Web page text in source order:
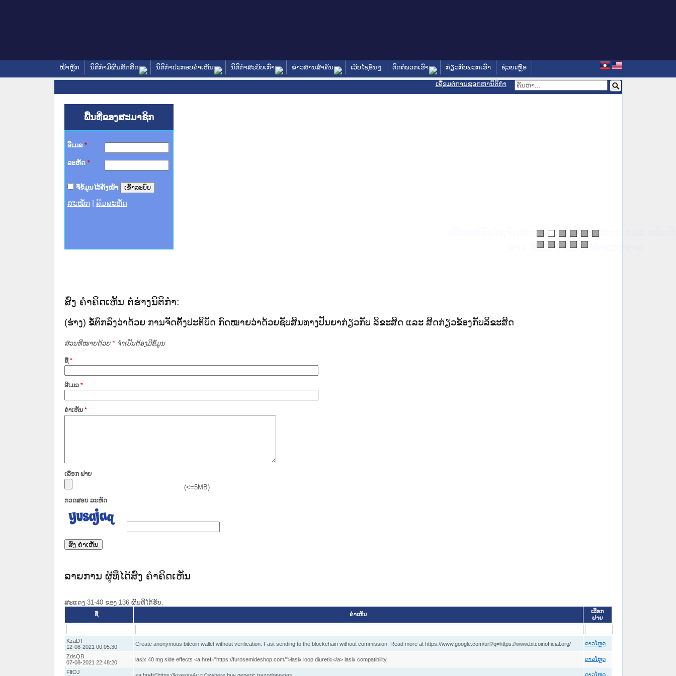
ໜ້າຫຼັກ ນິຕິກໍາມີຜົນສັກສິດ ນິຕິກໍາປະກອບຄໍາເຫັນ ນິຕິກໍາສະບັບເກົ່າ ຂ່າວສານສໍາຄັນ ເວັບໄຊອື່ນໆ ຕິດຕໍ່ພວກເຮົາ ກ່ຽວກັບພວກເຮົາ ຊ່ວຍເຫຼືອ
ເຊື່ອມຕໍ່ການຊອກຫານິຕິກຳ
ພື້ນທີ່ຂອງສະມາຊິກ
ອີເມລ *
ລະຫັດ *
ຈື່ຂໍ້ມູນໄວ້ຄັ້ງໜ້າ
ສະໝັກ ລືມລະຫັດ
ເຜີຍແຜ່ວັບໄຊຈົດໝາຍເຫດທາງລັດຖະການ ແລະ ແອັບກົດໝາຍ
ລາວ ທີ່ ສະຖາບັນຍຸຕິທຳແຫ່ງຊາດ
ານສະພາປະຊາຊົນ ພາກເໜືອ
ທາງລັດຖະການ
ສຳລັບ ພາກກາງ
ສຳລັບ ພາກໃຕ້
ວິທະຍາຄານຕຳຫຼວດປະຊາຊົນ
ວິທະຍາຄານສັນຕິບານປະຊາຊົນ
ຂັ້ນແຂວງພາກເໜືອ
ານສະພາປະຊາຊົນ ພາກກາງ
ສົ່ງ ຄໍາຄິດເຫັນ ຕໍ່ຮ່າງນິຕິກໍາ:
(ຮ່າງ) ຂໍ້​ຕົກ​ລົງ​ວ່າ​ດ້ວຍ ການ​ຈັດ​ຕັ້ງ​ປະ​ຕິ​ບັດ ກົດ​ໝາຍ​ວ່າ​ດ້ວຍ​ຊັບ​ສິນ​ທາງ​ປັນ​ຍາ​ກ່ຽວ​ກັບ ລິ​ຂະ​ສິດ ແລະ ສິດ​ກ່ຽວ​ຂ້ອງ​ກັບ​ລິ​ຂະສິດ
ສ່ວນທີ່ໝາຍດ້ວຍ *ຈໍາເປັນຕ້ອງມີຂໍ້ມູນ
ຊື່*
ອີເມລ *
ຄໍາເຫັນ *
ເລືອກ ຟາຍ
(<=5MB)
ກວດສອບ ລະຫັດ
ລາຍການ ຜູ້ທີ່ໄດ້ສົ່ງ ຄໍາຄິດເຫັນ
ສະແດງ 31-40 ຂອງ 136 ຜົນທີ່ໄດ້ຮັບ.
ຊື່ ຄໍາເຫັນ
ເລືອກ
ຟາຍ
KzaDT
12-08-2021 00:05:30
Create anonymous bitcoin wallet without verification. Fast sending to the blockchain without commission. Read more at https://www.google.com/url?q=https://www.bitcoinofficial.org/ ດາວໂຫຼດ
ZdsQB
07-08-2021 22:48:20
lasix 40 mg side effects <a href="https://furosemideshop.com/">lasix loop diuretic</a> lasix compatibility ດາວໂຫຼດ
FlfOJ
ດາວໂຫຼດ